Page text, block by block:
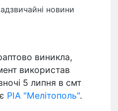
новини
виникла,
використав
5 липня в смт
РІА "Мелітополь".